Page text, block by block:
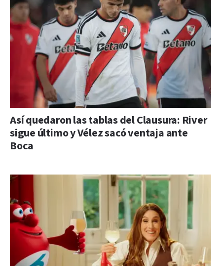
Así quedaron las tablas del Clausura: River
sigue último y Vélez sacó ventaja ante
Boca